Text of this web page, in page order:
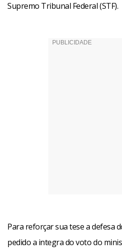
Supremo Tribunal Federal (STF).
Para reforçar sua tese a defesa
pedido a integra do voto do